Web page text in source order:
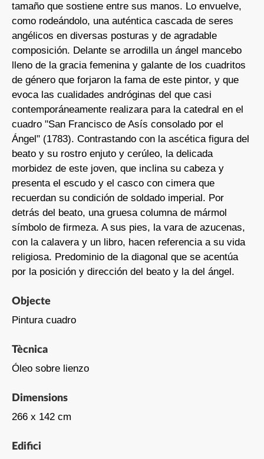
tamaño que sostiene entre sus manos. Lo envuelve,
como rodeándolo, una auténtica cascada de seres
angélicos en diversas posturas y de agradable
composición. Delante se arrodilla un ángel mancebo
lleno de la gracia femenina y galante de los cuadritos
de género que forjaron la fama de este pintor, y que
evoca las cualidades andróginas del que casi
contemporáneamente realizara para la catedral en el
cuadro "San Francisco de Asís consolado por el
Ángel" (1783). Contrastando con la ascética figura del
beato y su rostro enjuto y cerúleo, la delicada
morbidez de este joven, que inclina su cabeza y
presenta el escudo y el casco con cimera que
recuerdan su condición de soldado imperial. Por
detrás del beato, una gruesa columna de mármol
símbolo de firmeza. A sus pies, la vara de azucenas,
con la calavera y un libro, hacen referencia a su vida
religiosa. Predominio de la diagonal que se acentúa
por la posición y dirección del beato y la del ángel.
Objecte
Pintura cuadro
Tècnica
Óleo sobre lienzo
Dimensions
266 x 142 cm
Edifici